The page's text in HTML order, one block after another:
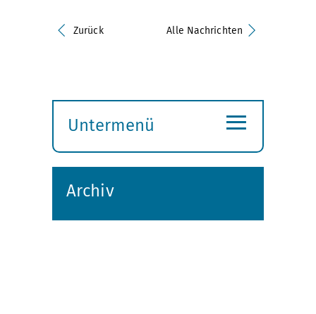
Zurück Alle Nachrichten
Untermenü
öffnen
≡
Archiv